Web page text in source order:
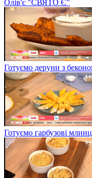
Олів'є "СВЯТО Є"
Готуємо деруни з
Готуємо гарбузові